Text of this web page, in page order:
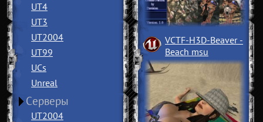
UT4
UT3
UT2004
UT99
UCs
Unreal
Серверы
UT2004
VCTF-H3D-Beaver ­
Beach msu